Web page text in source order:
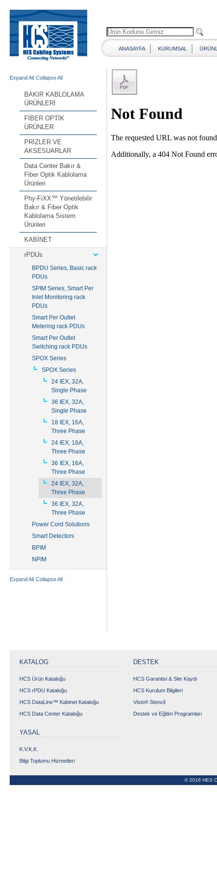
ANASAYFA KURUMSAL
Expand All Collapse All
BAKIR KABLOLAMA
ÜRÜNLERİ
FİBER OPTİK
ÜRÜNLER
PRİZLER VE
AKSESUARLAR
Data Center Bakır &
Fiber Optik Kablolama
Ürünleri
Phy-FiXX™ Yönetilebilir
Bakır & Fiber Optik
Kablolama Sistem
Ürünleri
KABİNET
rPDUs
BPDU Series, Basic rack
PDUs
SPIM Series, Smart Per
Inlet Monitoring rack
PDUs
Smart Per Outlet
Metering rack PDUs
Smart Per Outlet
Switching rack PDUs
SPOX Series
SPOX Series
24 IEX, 32A,
Single Phase
36 IEX, 32A,
Single Phase
18 IEX, 16A,
Three Phase
24 IEX, 16A,
Three Phase
36 IEX, 16A,
Three Phase
24 IEX, 32A,
Three Phase
36 IEX, 32A,
Three Phase
Power Cord Solutions
Smart Detectors
BPIM
NPIM
Expand All Collapse All
KATALOG
HCS Ürün Kataloğu
HCS rPDU Kataloğu
HCS DataLine™ Kabinet Kataloğu
HCS Data Center Kataloğu
YASAL
K.V.K.K.
Bilgi Toplumu Hizmetleri
DESTEK
HCS Garantisi & Site Kaydı
HCS Kurulum Bilgileri
Visio® Stencil
Destek ve Eğitim Programları
© 2016 HES